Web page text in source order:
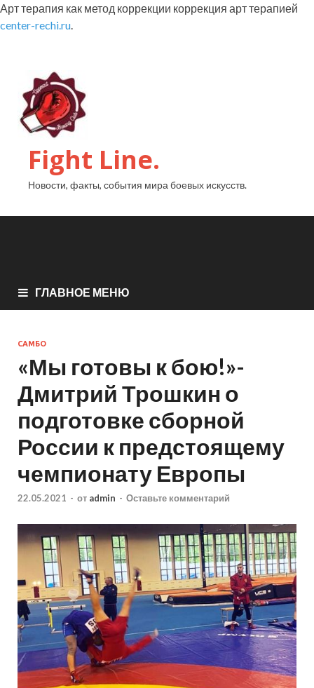
Арт терапия как метод коррекции коррекция арт терапией
center-rechi.ru.
Fight Line.
Новости, факты, события мира боевых искусств.
ГЛАВНОЕ МЕНЮ
САМБО
«Мы готовы к бою!»-
Дмитрий Трошкин о
подготовке сборной
России к предстоящему
чемпионату Европы
22.05.2021 - от admin - Оставьте комментарий